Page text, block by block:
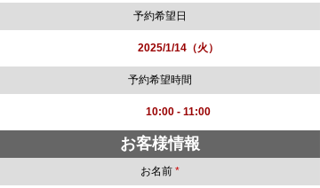
予約希望日
2025/1/14（火）
予約希望時間
10:00 - 11:00
お客様情報
お名前 *